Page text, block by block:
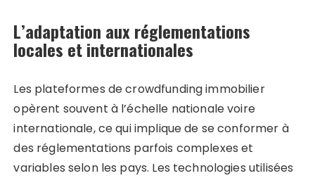
L’adaptation aux réglementations
locales et internationales
Les plateformes de crowdfunding immobilier
opèrent souvent à l’échelle nationale voire
internationale, ce qui implique de se conformer à
des réglementations parfois complexes et
variables selon les pays. Les technologies utilisées